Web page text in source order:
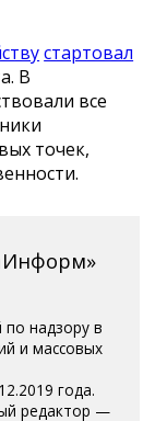
стартовал
В
все
точек,
по надзору в
и массовых
года.
редактор —